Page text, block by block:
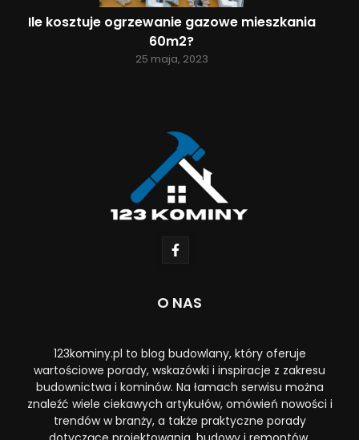
Ile kosztuje ogrzewanie gazowe mieszkania
60m2?
25 maja, 2023
O NAS
123kominy.pl to blog budowlany, który oferuje
wartościowe porady, wskazówki i inspiracje z zakresu
budownictwa i kominów. Na łamach serwisu można
znaleźć wiele ciekawych artykułów, omówień nowości i
trendów w branży, a także praktyczne porady